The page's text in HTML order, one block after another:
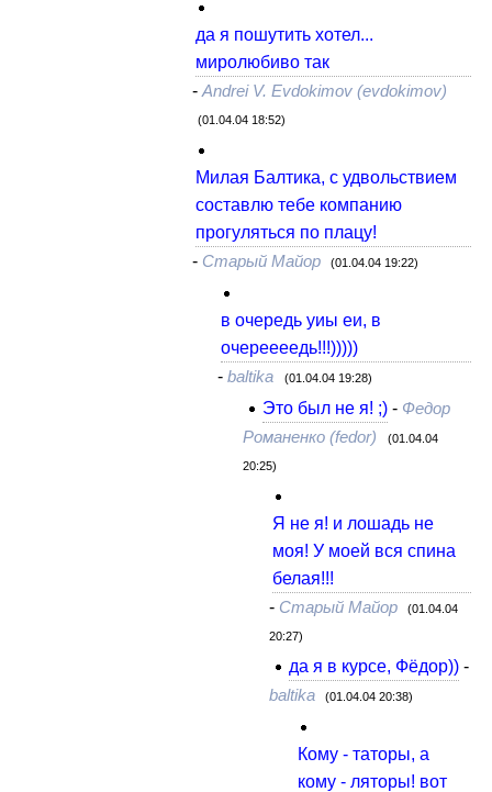
да я пошутить хотел...
миролюбиво так
- Andrei V. Evdokimov (evdokimov)
(01.04.04 18:52)
Милая Балтика, с удвольствием
составлю тебе компанию
прогуляться по плацу!
- Старый Майор (01.04.04 19:22)
в очередь уиы еи, в
очереееедь!!!)))))
- baltika (01.04.04 19:28)
Это был не я! ;) - Федор
Романенко (fedor)
(01.04.04
20:25)
Я не я! и лошадь не
моя! У моей вся спина
белая!!!
- Старый Майор (01.04.04
20:27)
да я в курсе, Фёдор))-
baltika (01.04.04 20:38)
Кому - таторы, а
кому - ляторы! вот